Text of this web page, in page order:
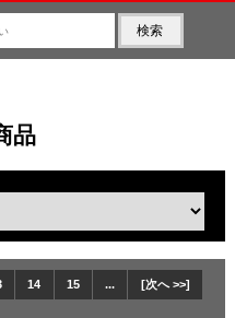
品
14 15 ... [次へ >>]